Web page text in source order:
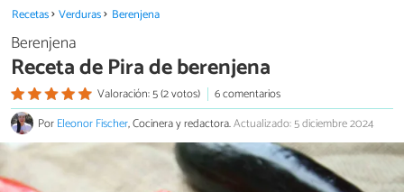
Recetas Verduras Berenjena
Berenjena
Receta de Pira de berenjena
Valoración: 5 (2 votos)
6 comentarios
PorEleonor Fischer, Cocinera y redactora.Actualizado: 5 diciembre 2024